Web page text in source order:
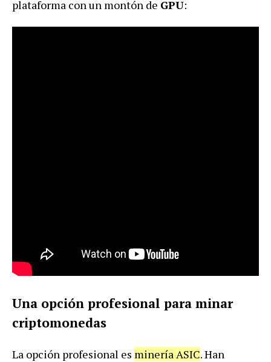
plataforma con un montón de GPU:
Una opción profesional para minar
criptomonedas
La opción profesional es minería ASIC. Han